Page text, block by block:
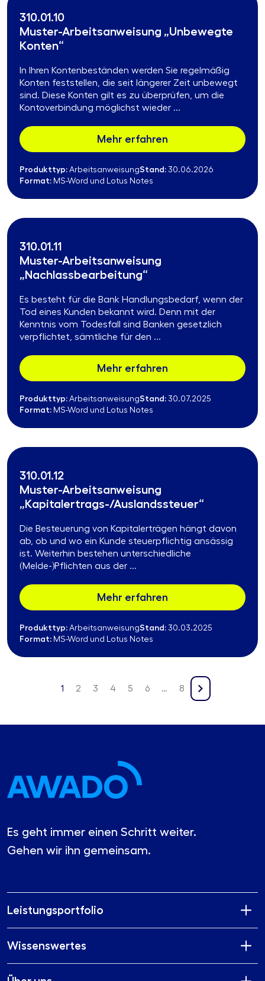
310.01.10
Muster-Arbeitsanweisung „Unbewegte
Konten“
In Ihren Kontenbeständen werden Sie regelmäßig
Konten feststellen, die seit längerer Zeit unbewegt
sind. Diese Konten gilt es zu überprüfen, um die
Kontoverbindung möglichst wieder ...
Mehr erfahren
Produkttyp: ArbeitsanweisungStand: 30.06.2026
Format: MS-Word und Lotus Notes
310.01.11
Muster-Arbeitsanweisung
„Nachlassbearbeitung“
Es besteht für die Bank Handlungsbedarf, wenn der
Tod eines Kunden bekannt wird. Denn mit der
Kenntnis vom Todesfall sind Banken gesetzlich
verpflichtet, sämtliche für den ...
Mehr erfahren
Produkttyp: ArbeitsanweisungStand: 30.07.2025
Format: MS-Word und Lotus Notes
310.01.12
Muster-Arbeitsanweisung
„Kapitalertrags-/Auslandssteuer“
Die Besteuerung von Kapitalerträgen hängt davon
ab, ob und wo ein Kunde steuerpflichtig ansässig
ist. Weiterhin bestehen unterschiedliche
(Melde-)Pflichten aus der ...
Mehr erfahren
Produkttyp: ArbeitsanweisungStand: 30.03.2025
Format: MS-Word und Lotus Notes
1 2 3 4 5 6 … 8
Es geht immer einen Schritt weiter.
Gehen wir ihn gemeinsam.
Leistungsportfolio
Wissenswertes